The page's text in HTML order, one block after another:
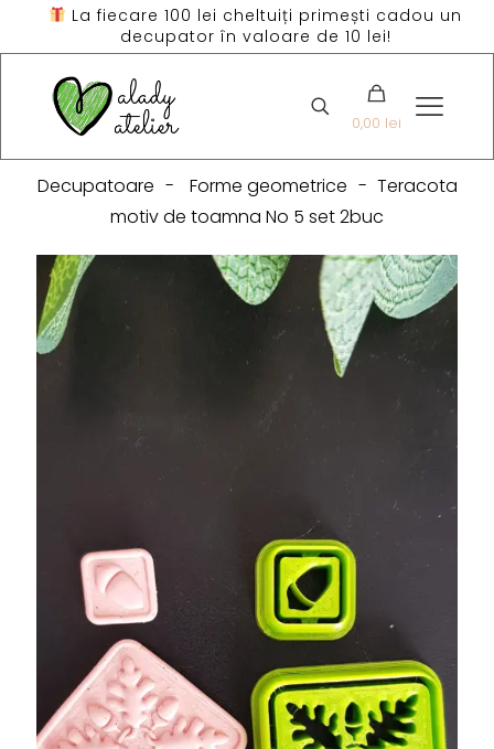
La fiecare 100 lei cheltuiți primești cadou un
decupator în valoare de 10 lei!
0,00 lei
Decupatoare - Forme geometrice - Teracota
motiv de toamna No 5 set 2buc